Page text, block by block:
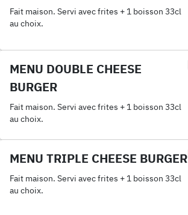
Fait maison. Servi avec frites + 1 boisson 33cl
au choix.
MENU DOUBLE CHEESE
BURGER
Fait maison. Servi avec frites + 1 boisson 33cl
au choix.
MENU TRIPLE CHEESE BURGER
Fait maison. Servi avec frites + 1 boisson 33cl
au choix.